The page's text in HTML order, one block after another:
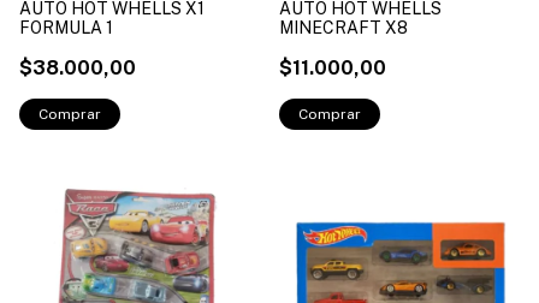
AUTO HOT WHELLS X1
FORMULA 1
$38.000,00
AUTO HOT WHELLS
MINECRAFT X8
$11.000,00